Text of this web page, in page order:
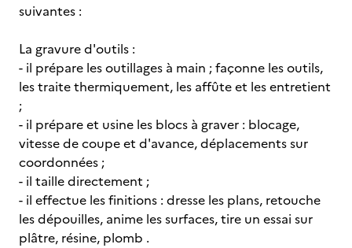
suivantes :
La gravure d'outils :
- il prépare les outillages à main ; façonne les outils,
les traite thermiquement, les affûte et les entretient
;
- il prépare et usine les blocs à graver : blocage,
vitesse de coupe et d'avance, déplacements sur
coordonnées ;
- il taille directement ;
- il effectue les finitions : dresse les plans, retouche
les dépouilles, anime les surfaces, tire un essai sur
plâtre, résine, plomb .